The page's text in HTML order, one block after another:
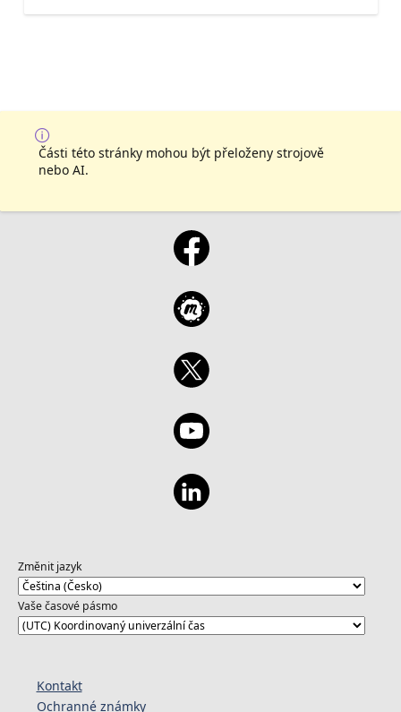
Části této stránky mohou být přeloženy strojově
nebo AI.
Změnit jazyk
Vaše časové pásmo
Kontakt
Ochranné známky